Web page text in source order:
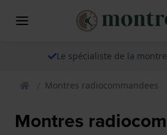
Le spécialiste de la
Montres radiocommandees
Montres